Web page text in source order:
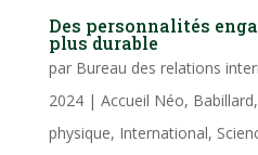
Des personnalités
plus durable
par Bureau des relations
2024| Accueil Néo, Babillard,
physique, International,